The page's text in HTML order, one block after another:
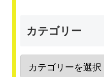
カテゴリー